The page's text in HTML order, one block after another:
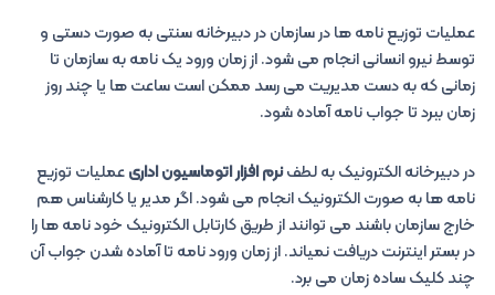
عملیات توزیع نامه ها در سازمان در دبیرخانه سنتی به صورت دستی و
توسط نیرو انسانی انجام می شود. از زمان ورود یک نامه به سازمان تا
زمانی که به دست مدیریت می رسد ممکن است ساعت ها یا چند روز
زمان ببرد تا جواب نامه آماده شود.
در دبیرخانه الکترونیک به لطفنرم افزار اتوماسیون اداریعملیات توزیع
نامه ها به صورت الکترونیک انجام می شود. اگر مدیر یا کارشناس هم
خارج سازمان باشند می توانند از طریق کارتابل الکترونیک خود نامه ها را
در بستر اینترنت دریافت نمیاند. از زمان ورود نامه تا آماده شدن جواب آن
چند کلیک ساده زمان می برد.